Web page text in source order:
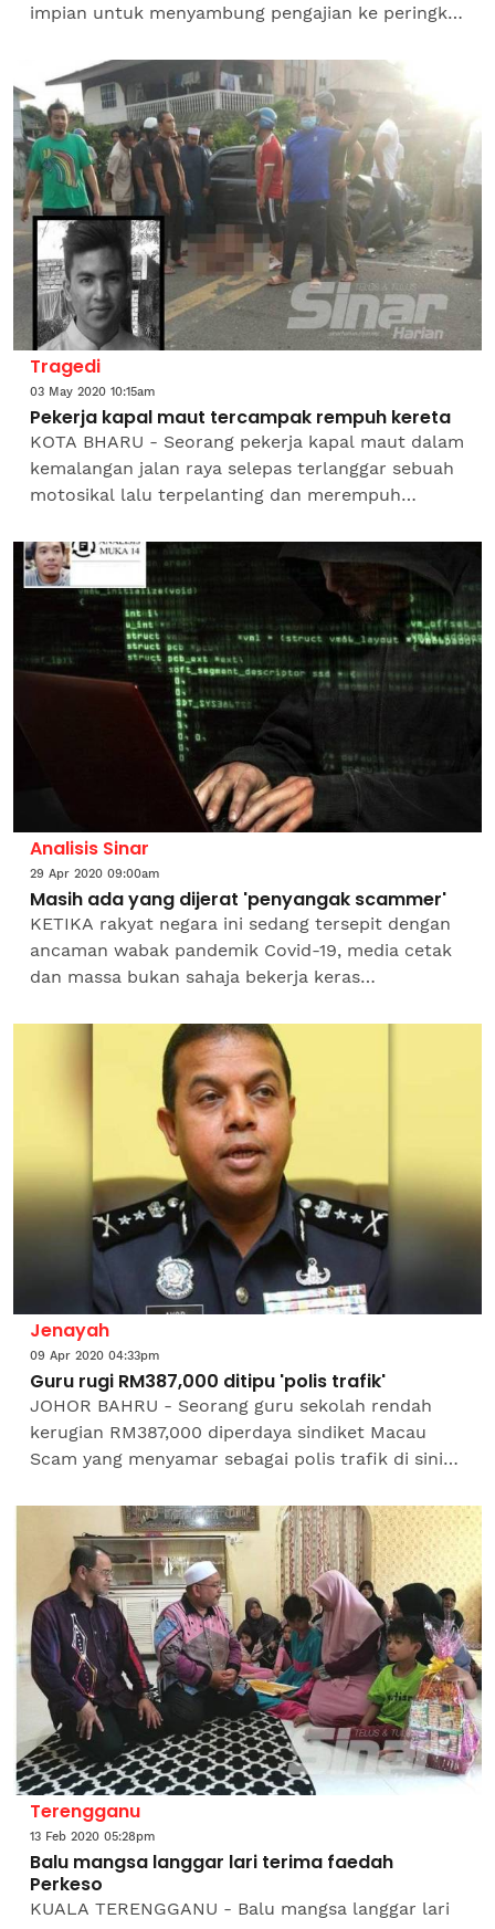
impian untuk menyambung pengajian ke peringkat
selepas terlibat...
Tragedi
03 May 2020 10:15am
Pekerja kapal maut tercampak rempuh kereta
KOTA BHARU - Seorang pekerja kapal maut dalam
kemalangan jalan raya selepas terlanggar sebuah
motosikal lalu terpelanting dan merempuh
Pantai Cahaya...
Analisis Sinar
29 Apr 2020 09:00am
Masih ada yang dijerat 'penyangak scammer'
KETIKA rakyat negara ini sedang tersepit dengan
ancaman wabak pandemik Covid-19, media cetak
dan massa bukan sahaja bekerja keras
berkenaan, namun kita...
Jenayah
09 Apr 2020 04:33pm
Guru rugi RM387,000 ditipu 'polis trafik'
JOHOR BAHRU - Seorang guru sekolah rendah
kerugian RM387,000 diperdaya sindiket Macau
Scam yang menyamar sebagai polis trafik di sini
Mydin Pitchay...
Terengganu
13 Feb 2020 05:28pm
Balu mangsa langgar lari terima faedah
Perkeso
KUALA TERENGGANU - Balu mangsa langgar lari